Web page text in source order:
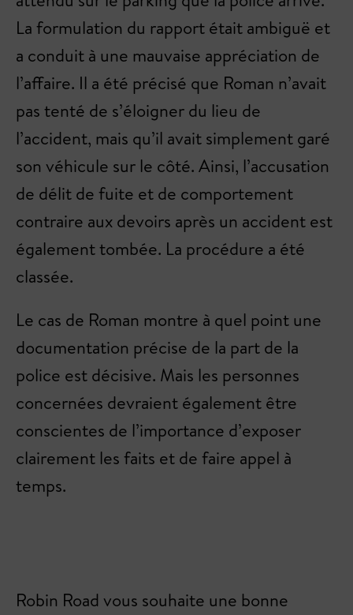
La formulation du rapport était ambiguë et
a conduit à une mauvaise appréciation de
l’affaire. Il a été précisé que Roman n’avait
pas tenté de s’éloigner du lieu de
l’accident, mais qu’il avait simplement garé
son véhicule sur le côté. Ainsi, l’accusation
de délit de fuite et de comportement
contraire aux devoirs après un accident est
également tombée. La procédure a été
classée.
Le cas de Roman montre à quel point une
documentation précise de la part de la
police est décisive. Mais les personnes
concernées devraient également être
conscientes de l’importance d’exposer
clairement les faits et de faire appel à
temps.
Robin Road vous souhaite une bonne